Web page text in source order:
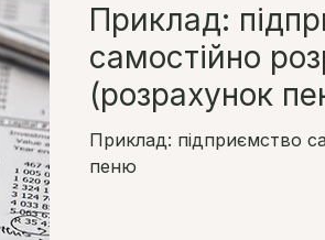
Приклад:
самостійно
(розрахунок
прострочення
Приклад: підприємство
пеню